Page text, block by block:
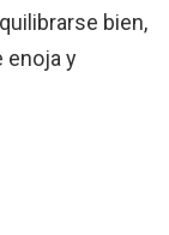
bien,
enoja y